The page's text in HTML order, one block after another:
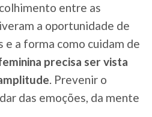
entre as
a oportunidade de
e a forma como cuidam de
precisa ser vista
. Prevenir o
das emoções, da mente